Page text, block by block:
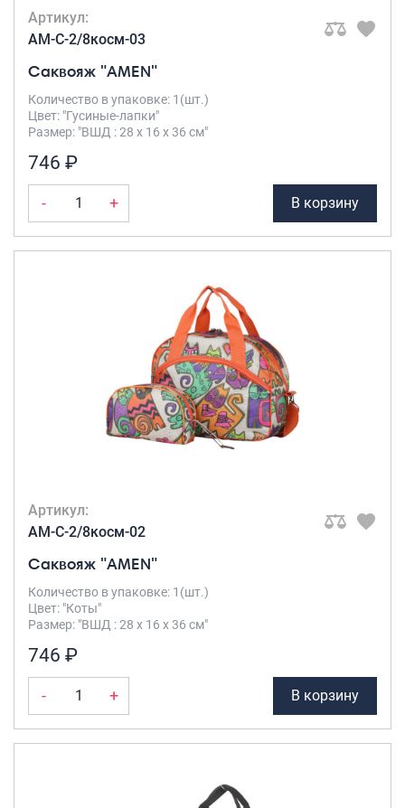
Артикул:
AM-C-2/8косм-03
Саквояж "AMEN"
Количество в упаковке: 1(шт.)
Цвет: "Гусиные-лапки"
Размер: "ВШД : 28 х 16 х 36 см"
746 ₽
- + В корзину
Артикул:
AM-C-2/8косм-02
Саквояж "AMEN"
Количество в упаковке: 1(шт.)
Цвет: "Коты"
Размер: "ВШД : 28 х 16 х 36 см"
746 ₽
- + В корзину